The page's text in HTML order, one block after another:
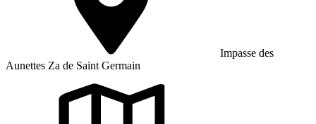
Impasse des
Aunettes Za de Saint Germain